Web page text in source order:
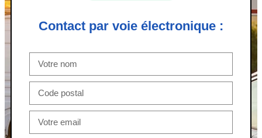
Contact par voie électronique :